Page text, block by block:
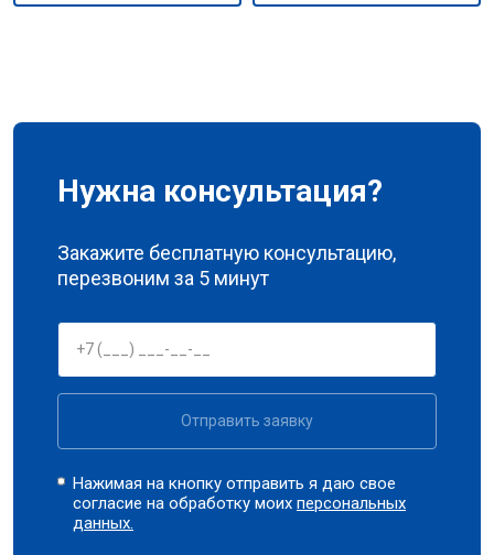
Нужна консультация?
Закажите бесплатную консультацию,
перезвоним за 5 минут
Отправить заявку
Нажимая на кнопку отправить я даю свое
согласие на обработку моихперсональных
данных.